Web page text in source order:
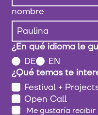
nombre
¿En qué idioma le
DE
EN
¿Qué temas te
Festival +
Open Call